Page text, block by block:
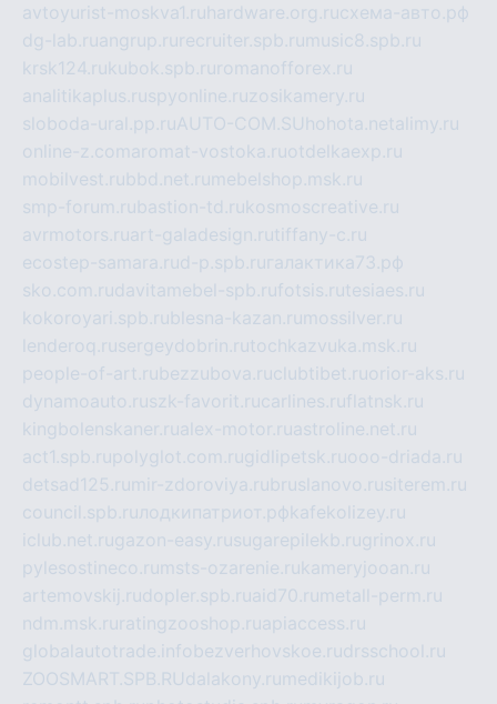
avtoyurist-moskva1.ru hardware.org.ruсхема-авто.рф
dg-lab.ruangrup.ru recruiter.spb.ru music8.spb.ru
krsk124.rukubok.spb.ru romanofforex.ru
analitikaplus.ruspyonline.ruzosikamery.ru
sloboda-ural.pp.ruAUTO-COM.SU hohota.netalimy.ru
online-z.comaromat-vostoka.ruotdelkaexp.ru
mobilvest.rubbd.net.ru mebelshop.msk.ru
smp-forum.rubastion-td.rukosmoscreative.ru
avrmotors.ruart-galadesign.rutiffany-c.ru
ecostep-samara.rud-p.spb.ru галактика73.рф
sko.com.rudavitamebel-spb.rufotsis.rutesiaes.ru
kokoroyari.spb.rublesna-kazan.ru mossilver.ru
lenderoq.rusergeydobrin.rutochkazvuka.msk.ru
people-of-art.rubezzubova.ruclubtibet.ruorior-aks.ru
dynamoauto.ruszk-favorit.rucarlines.ruflatnsk.ru
kingbolenskaner.rualex-motor.ruastroline.net.ru
act1.spb.rupolyglot.com.rugidlipetsk.ruooo-driada.ru
detsad125.ru mir-zdoroviya.rubruslanovo.rusiterem.ru
council.spb.ruлодкипатриот.рфkafekolizey.ru
iclub.net.rugazon-easy.rusugarepilekb.rugrinox.ru
pylesostineco.ru msts-ozarenie.rukameryjooan.ru
artemovskij.rudopler.spb.ruaid70.ru metall-perm.ru
ndm.msk.ru ratingzooshop.ruapiaccess.ru
globalautotrade.info bezverhovskoe.rudrsschool.ru
ZOOSMART.SPB.RUdalakony.ru medikijob.ru